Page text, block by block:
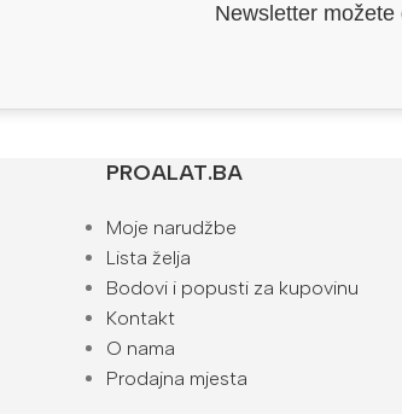
Newsletter
PROALAT.BA
Moje narudžbe
Lista želja
Bodovi i popusti za kupovinu
Kontakt
O nama
Prodajna mjesta